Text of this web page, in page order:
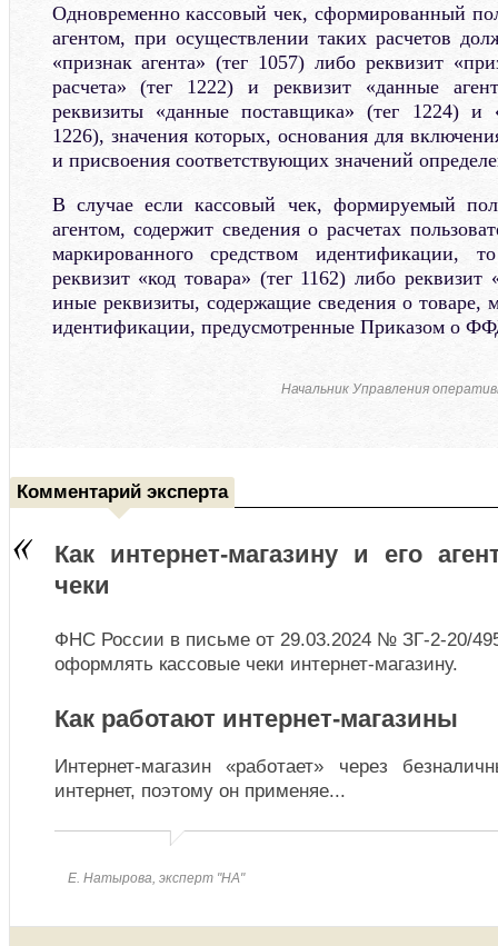
Одновременно кассовый чек, сформированный
агентом, при осуществлении таких расчетов
«признак агента» (тег 1057) либо реквизит
расчета» (тег 1222) и реквизит «данные
реквизиты «данные поставщика» (тег 1224)
1226), значения которых, основания для
и присвоения соответствующих значений
В случае если кассовый чек, формируемый
агентом, содержит сведения о расчетах
маркированного средством идентификации,
реквизит «код товара» (тег 1162) либо реквизит
иные реквизиты, содержащие сведения о товаре,
идентификации, предусмотренные Приказом о
Начальник Управления
Комментарий эксперта
Как интернет-магазину и его
чеки
ФНС России в письме от 29.03.2024 № ЗГ-2-20/
оформлять кассовые чеки интернет-магазину.
Как работают интернет-магазины
Интернет-магазин «работает» через
интернет, поэтому он применяе...
Е. Натырова, эксперт "НА"